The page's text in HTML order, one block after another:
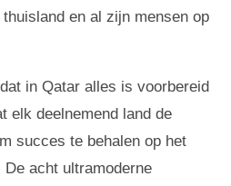
en al zijn mensen op
in Qatar alles is voorbereid
elk deelnemend land de
succes te behalen op het
acht ultramoderne